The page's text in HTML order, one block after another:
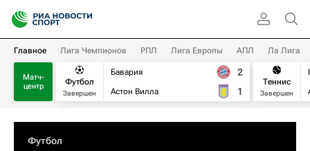
Главное Лига Чемпионов РПЛ Лига Европы АПЛ Ла Лига
Матч-
центр
Футбол
Завершен
Бавария
Астон Вилла
2
1
Теннис
Завершен
Футбол